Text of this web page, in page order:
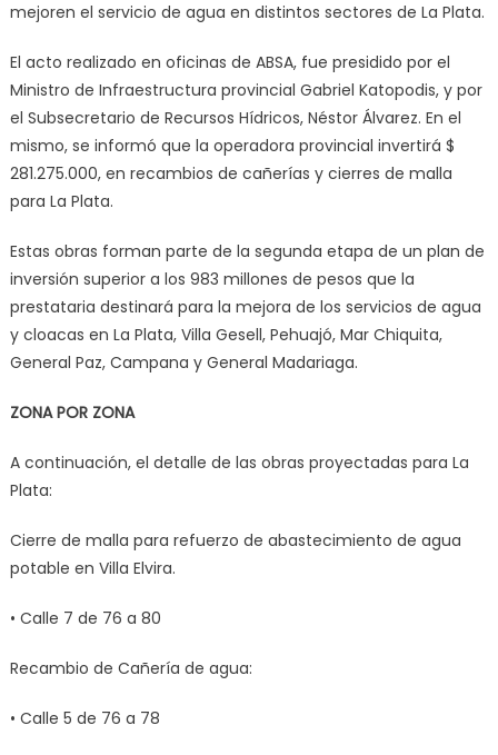
mejoren el servicio de agua en distintos sectores de La Plata.
El acto realizado en oficinas de ABSA, fue presidido por el
Ministro de Infraestructura provincial Gabriel Katopodis, y por
el Subsecretario de Recursos Hídricos, Néstor Álvarez. En el
mismo, se informó que la operadora provincial invertirá $
281.275.000, en recambios de cañerías y cierres de malla
para La Plata.
Estas obras forman parte de la segunda etapa de un plan de
inversión superior a los 983 millones de pesos que la
prestataria destinará para la mejora de los servicios de agua
y cloacas en La Plata, Villa Gesell, Pehuajó, Mar Chiquita,
General Paz, Campana y General Madariaga.
ZONA POR ZONA
A continuación, el detalle de las obras proyectadas para La
Plata:
Cierre de malla para refuerzo de abastecimiento de agua
potable en Villa Elvira.
• Calle 7 de 76 a 80
Recambio de Cañería de agua:
• Calle 5 de 76 a 78